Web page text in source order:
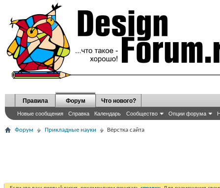
Правила Форум
Новые сообщения Справка Календарь Сообщество Опции форума
Что нового?
Форум Прикладные науки Вёрстка сайта